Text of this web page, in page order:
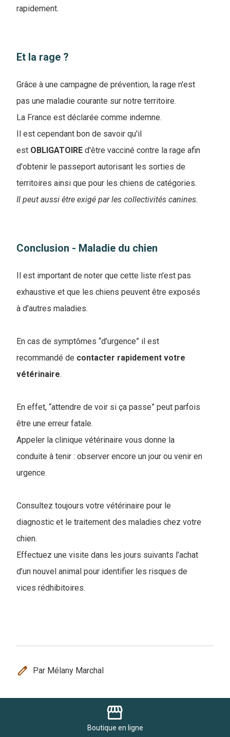
rapidement.
Et la rage ?
Grâce à une campagne de prévention, la rage n'est
pas une maladie courante sur notre territoire.
La France est déclarée comme indemne.
Il est cependant bon de savoir qu'il
est OBLIGATOIRE d'être vacciné contre la rage afin
d'obtenir le passeport autorisant les sorties de
territoires ainsi que pour les chiens de catégories.
Il peut aussi être exigé par les collectivités canines.
Conclusion - Maladie du chien
Il est important de noter que cette liste n'est pas
exhaustive et que les chiens peuvent être exposés
à d'autres maladies.
En cas de symptômes “d’urgence” il est
recommandé de contacter rapidement votre
vétérinaire.
En effet, “attendre de voir si ça passe” peut parfois
être une erreur fatale.
Appeler la clinique vétérinaire vous donne la
conduite à tenir : observer encore un jour ou venir en
urgence.
Consultez toujours votre vétérinaire pour le
diagnostic et le traitement des maladies chez votre
chien.
Effectuez une visite dans les jours suivants l’achat
d’un nouvel animal pour identifier les risques de
vices rédhibitoires.
edit Par Mélany Marchal
storefront
Boutique en ligne